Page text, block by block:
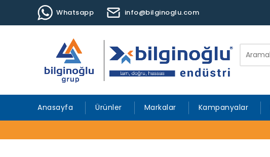
Whatsapp info@bilginoglu.com
Anasayfa Ürünler Markalar Kampanyalar